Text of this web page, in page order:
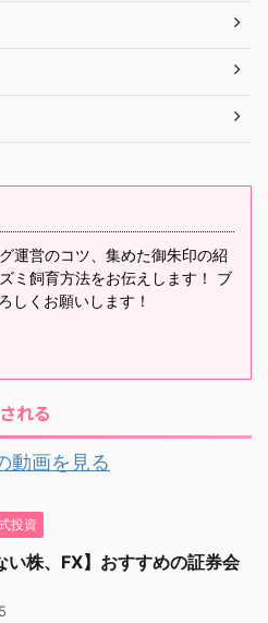
運営のコツ、集めた御朱印の紹
ミ飼育方法をお伝えします！ ブ
しくお願いします！
れる
動画を見る
投資
い株、FX】おすすめの証券会